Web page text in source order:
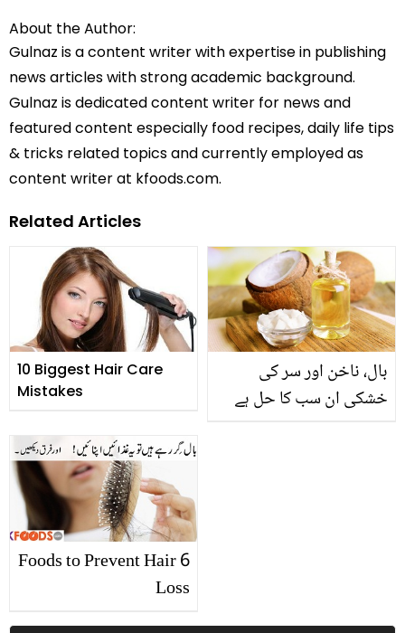
About the Author:
Gulnaz is a content writer with expertise in publishing
news articles with strong academic background.
Gulnaz is dedicated content writer for news and
featured content especially food recipes, daily life tips
& tricks related topics and currently employed as
content writer at kfoods.com.
Related Articles
10 Biggest Hair Care
Mistakes
بال، ناخن اور سر کی
خشکی ان سب کا حل ہے
6 Foods to Prevent Hair
Loss